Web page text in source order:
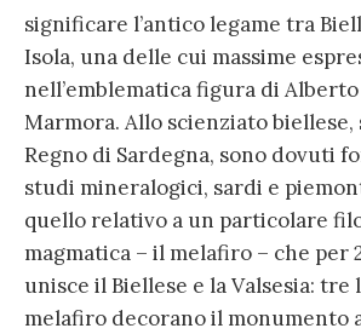
significare l’antico legame tra
Isola, una delle cui massime
nell’emblematica figura di
Marmora. Allo scienziato
Regno di Sardegna, sono dovuti
studi mineralogici, sardi e
quello relativo a un particolare
magmatica – il melafiro – che per
unisce il Biellese e la Valsesia: tre
melafiro decorano il monumento